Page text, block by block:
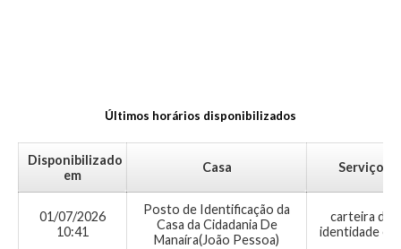
Últimos horários disponibilizados
Disponibilizado
em
Casa Serviço
01/07/2026
10:41
Posto de Identificação da
Casa da Cidadania De
Manaíra(João Pessoa)
carteira de
identidade